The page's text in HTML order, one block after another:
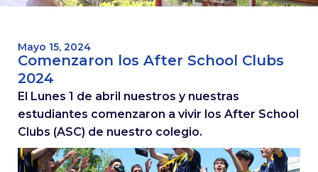
Mayo 15, 2024
Comenzaron los After School Clubs
2024
El Lunes 1 de abril nuestros y nuestras
estudiantes comenzaron a vivir los After School
Clubs (ASC) de nuestro colegio.